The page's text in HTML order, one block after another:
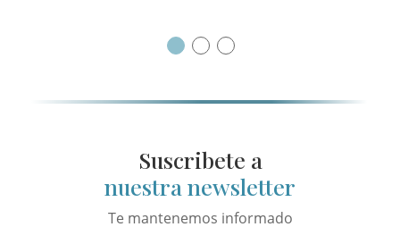
Suscribete a
nuestra newsletter
Te mantenemos informado